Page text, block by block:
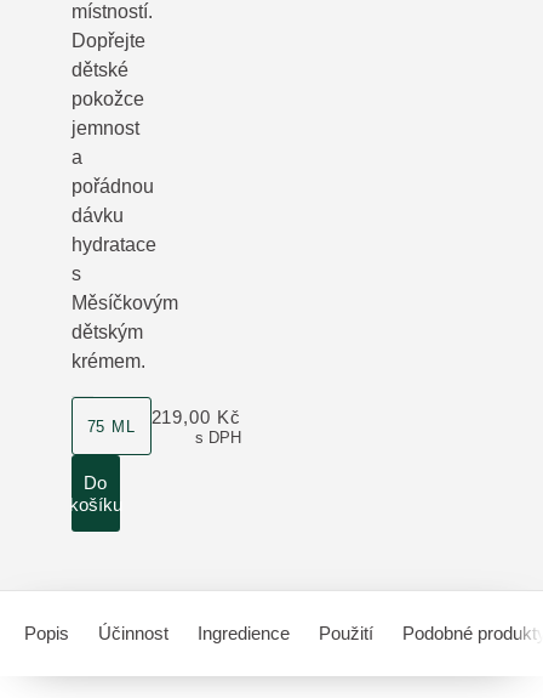
místností.
Dopřejte
dětské
pokožce
jemnost
a
pořádnou
dávku
hydratace
s
Měsíčkovým
dětským
krémem.
velikost produktu
75 ML
s DPH
219,00 Kč
Do
košíku
Popis Účinnost Ingredience Použití Podobné